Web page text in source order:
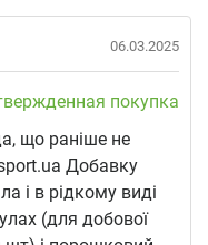
06.03.2025
покупка
що раніше не
Добавку
і в рідкому виді
(для добової